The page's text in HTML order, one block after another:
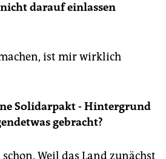
darauf einlassen
ist mir wirklich
Solidarpakt - Hintergrund
gebracht?
Weil das Land zunächst